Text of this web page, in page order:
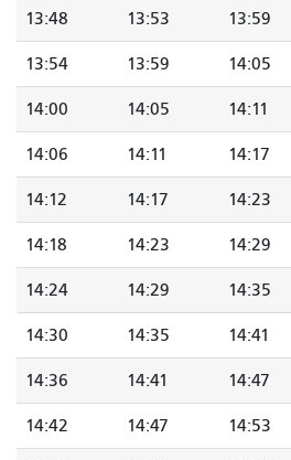
13:48 13:53 13:59
13:54 13:59 14:05
14:00 14:05 14:11
14:06 14:11 14:17
14:12 14:17 14:23
14:18 14:23 14:29
14:24 14:29 14:35
14:30 14:35 14:41
14:36 14:41 14:47
14:42 14:47 14:53